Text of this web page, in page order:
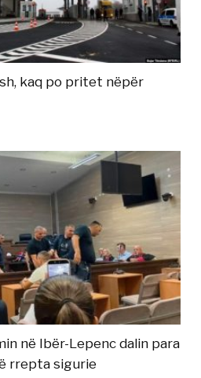
kaq po pritet nëpër
në Ibër-Lepenc dalin para
rrepta sigurie